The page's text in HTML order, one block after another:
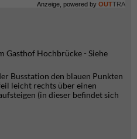
Anzeige, powered by OUTTRA
Gasthof Hochbrücke - Siehe
Busstation den blauen Punkten
leicht rechts über einen
(in dieser befindet sich